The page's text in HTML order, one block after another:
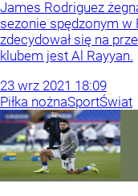
James Rodriguez
sezonie spędzonym w
zdecydował się na
klubem jest Al Rayyan.
23 wrz 2021 18:09
Piłka nożnaSportŚwiat